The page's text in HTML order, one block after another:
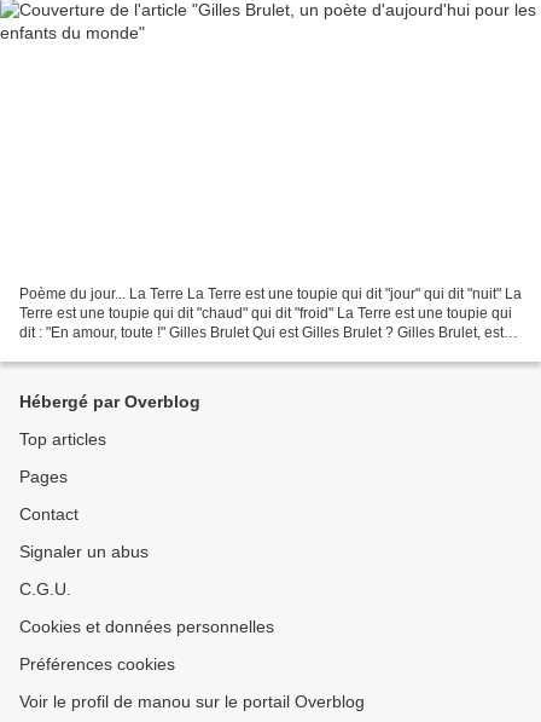
Poème du jour... La Terre La Terre est une toupie qui dit "jour" qui dit "nuit" La
Terre est une toupie qui dit "chaud" qui dit "froid" La Terre est une toupie qui
dit : "En amour, toute !" Gilles Brulet Qui est Gilles Brulet ? Gilles Brulet, est
Hébergé par Overblog
Top articles
Pages
Contact
Signaler un abus
C.G.U.
Cookies et données personnelles
Préférences cookies
Voir le profil de manou sur le portail Overblog